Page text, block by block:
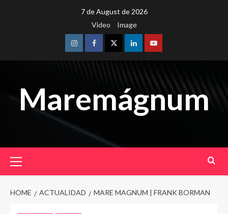
7 de August de 2026
Video
Image
InstagramFacebookTwitterLinkedinYoutube
Maremágnum
Menu
HOME ACTUALIDAD MARE MAGNUM | FRANK BORMAN